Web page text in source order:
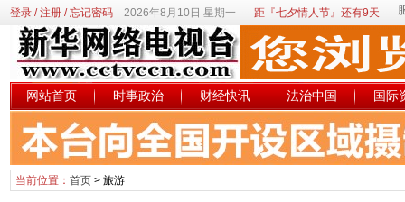
登录/注册/忘记密码 2026年8月10日 星期一 距『七夕情人节』还有9天
网站首页 时事政治 财经快讯 法治中国 国际
当前位置： 首页> 旅游